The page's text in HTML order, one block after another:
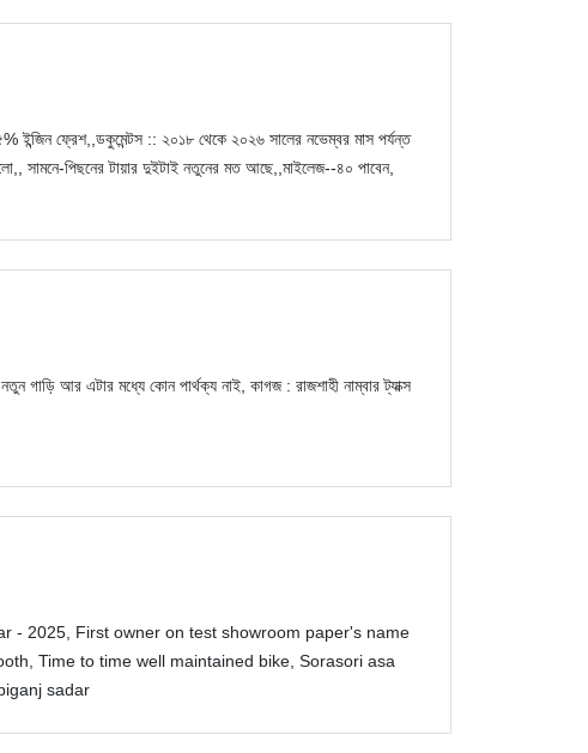
ইন্জিন ফ্রেশ,,ডকুমেন্টস :: ২০১৮ থেকে ২০২৬ সালের নভেম্বর মাস পর্যন্ত
সামনে-পিছনের টায়ার দুইটাই নতুনের মত আছে,,মাইলেজ--৪০ পাবেন,
গাড়ি আর এটার মধ্যে কোন পার্থক্য নাই, কাগজ : রাজশাহী নাম্বার ট্যাক্স
- 2025, First owner on test showroom paper's name
Time to time well maintained bike, Sorasori asa
sadar